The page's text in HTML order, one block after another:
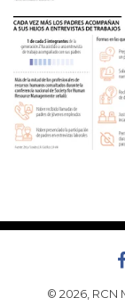
© 2026, RCN